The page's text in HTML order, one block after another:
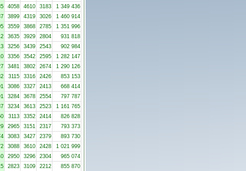
4058 4610 3183
1 349 436
3899 4319 3026
1 460 914
3559 3868 2785
1 351 996
3635 3929 2804
931 818
3256 3439 2543
902 984
3356 3542 2595
1 282 147
3481 3802 2674
1 290 126
3115 3316 2426
853 153
3086 3327 2413
668 414
3284 3678 2554
797 787
3234 3613 2523
1 161 765
3113 3352 2414
826 828
2965 3151 2317
793 373
3083 3427 2379
893 730
3088 3610 2428
1 021 999
2950 3296 2304
965 074
2823 3109 2212
855 870